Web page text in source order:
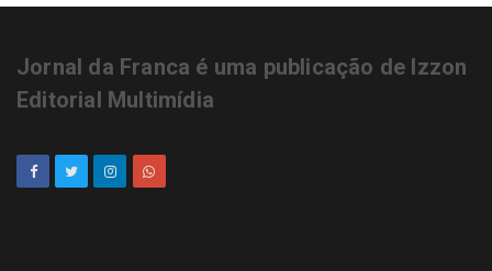
Jornal da Franca é uma publicação de Izzon
Editorial Multimídia